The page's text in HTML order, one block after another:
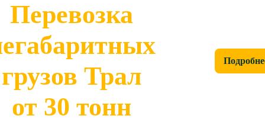
Перевозка
грузов Трал
от 30 тонн